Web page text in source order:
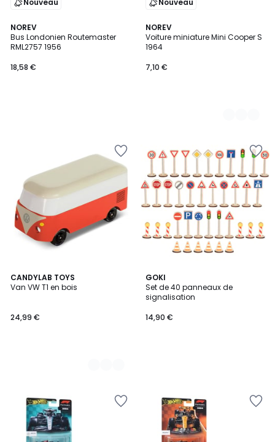
Nouveau
NOREV
Bus Londonien Routemaster
RML2757 1956
18,58 €
Nouveau
NOREV
Voiture miniature Mini Cooper S
1964
7,10 €
2
Couleurs
CANDYLAB TOYS
Van VW T1 en bois
24,99 €
2
Couleurs
GOKI
Set de 40 panneaux de
signalisation
14,90 €